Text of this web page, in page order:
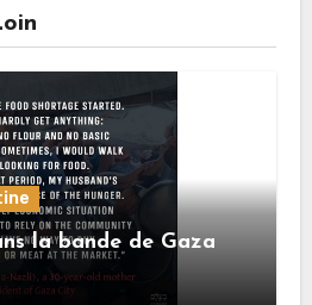
la bande de Gaza